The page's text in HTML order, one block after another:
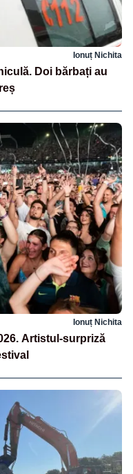
Ionuț Nichita
Doi bărbați au
Ionuț Nichita
Artistul-surpriză